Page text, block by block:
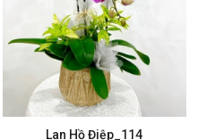
Lan Hồ Điệp_114
Mua ngay